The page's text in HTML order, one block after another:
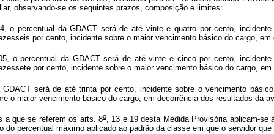
observando-se os seguintes prazos, composição e limites:
o percentual da GDACT será de até vinte e quatro por cento,
por cento, incidente sobre o maior vencimento básico do cargo,
o percentual da GDACT será de até vinte e cinco por cento,
por cento, incidente sobre o maior vencimento básico do cargo,
será de até trinta por cento, incidente sobre o vencimento
o maior vencimento básico do cargo, em decorrência dos resultados da
a que se referem os arts. 8o, 13 e 19 desta Medida Provisória aplicam-se
do percentual máximo aplicado ao padrão da classe em que o servidor